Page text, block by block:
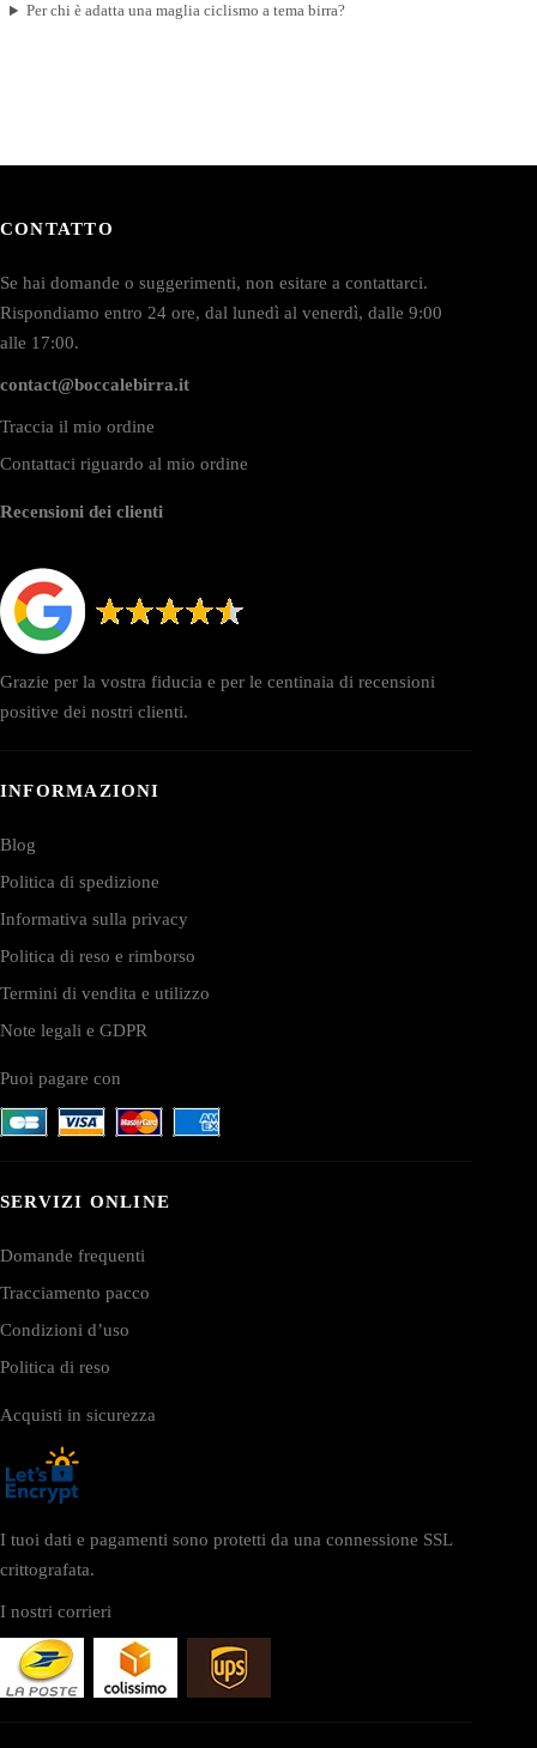
Per chi è adatta una maglia ciclismo a tema birra?
CONTATTO
Se hai domande o suggerimenti, non esitare a contattarci.
Rispondiamo entro 24 ore, dal lunedì al venerdì, dalle 9:00
alle 17:00.
contact@boccalebirra.it
Traccia il mio ordine
Contattaci riguardo al mio ordine
Recensioni dei clienti
Grazie per la vostra fiducia e per le centinaia di recensioni
positive dei nostri clienti.
INFORMAZIONI
Blog
Politica di spedizione
Informativa sulla privacy
Politica di reso e rimborso
Termini di vendita e utilizzo
Note legali e GDPR
Puoi pagare con
SERVIZI ONLINE
Domande frequenti
Tracciamento pacco
Condizioni d’uso
Politica di reso
Acquisti in sicurezza
I tuoi dati e pagamenti sono protetti da una connessione SSL
crittografata.
I nostri corrieri